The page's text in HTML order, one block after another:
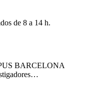
de 8 a 14 h.
BARCELONA